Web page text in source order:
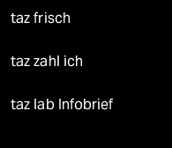
taz frisch
taz zahl ich
taz lab Infobrief